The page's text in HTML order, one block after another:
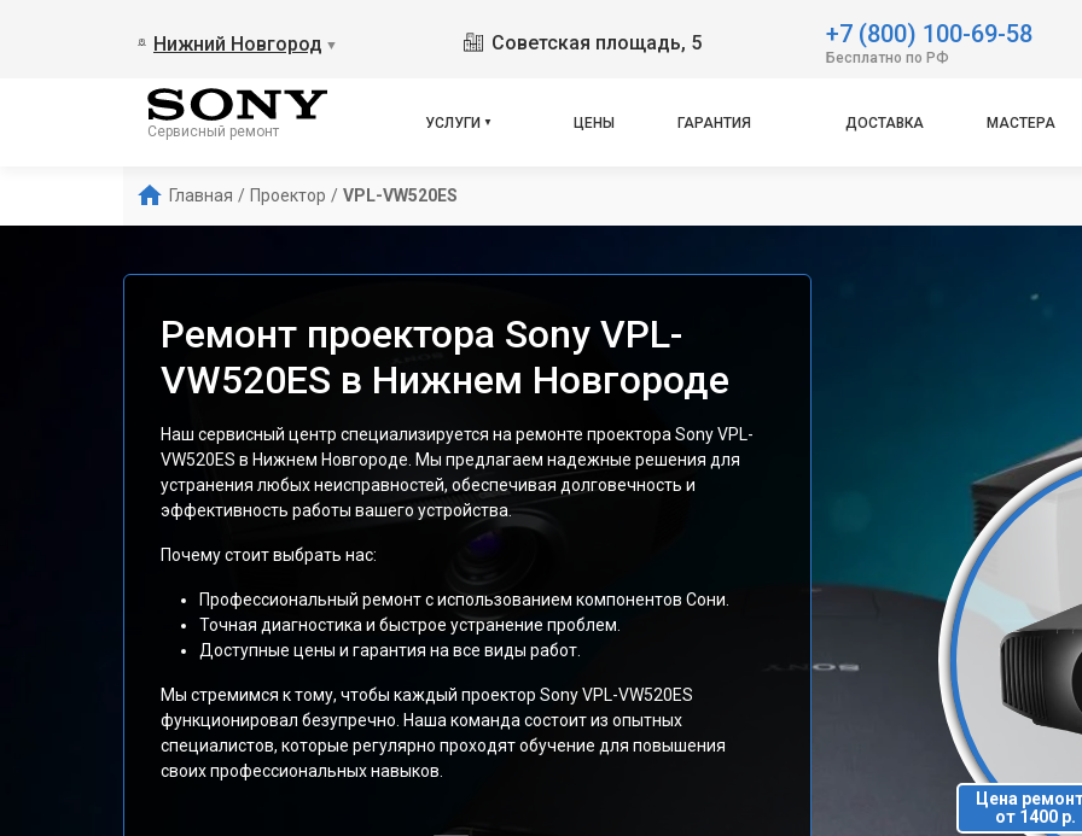
Нижний Новгород ▼ Советская площадь, 5 +7 (800) 100-69-58
Бесплатно по РФ
Сервисный ремонт
УСЛУГИ ЦЕНЫ ГАРАНТИЯ ДОСТАВКА МАСТЕРА
Главная / Проектор / VPL-VW520ES
Ремонт проектора Sony VPL-
VW520ES в Нижнем Новгороде
Наш сервисный центр специализируется на ремонте проектора Sony VPL-
VW520ES в Нижнем Новгороде. Мы предлагаем надежные решения для
устранения любых неисправностей, обеспечивая долговечность и
эффективность работы вашего устройства.
Почему стоит выбрать нас:
Профессиональный ремонт с использованием компонентов Сони.
Точная диагностика и быстрое устранение проблем.
Доступные цены и гарантия на все виды работ.
Мы стремимся к тому, чтобы каждый проектор Sony VPL-VW520ES
функционировал безупречно. Наша команда состоит из опытных
специалистов, которые регулярно проходят обучение для повышения
своих профессиональных навыков.
Цена
от 1400 р.